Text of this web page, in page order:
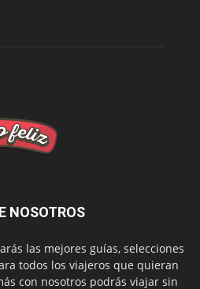
NOSOTROS
las mejores guías, selecciones
todos los viajeros que quieran
con nosotros podrás viajar sin